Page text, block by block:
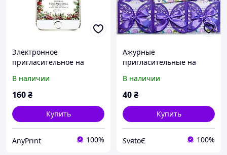
Электронное
пригласительное на
калина"
В наличии
160₴
Купить
AnyPrint 100%
Ажурные
пригласительные на
годик, юбилей ручной
работы
В наличии
40₴
Купить
SvяtoЄ 100%